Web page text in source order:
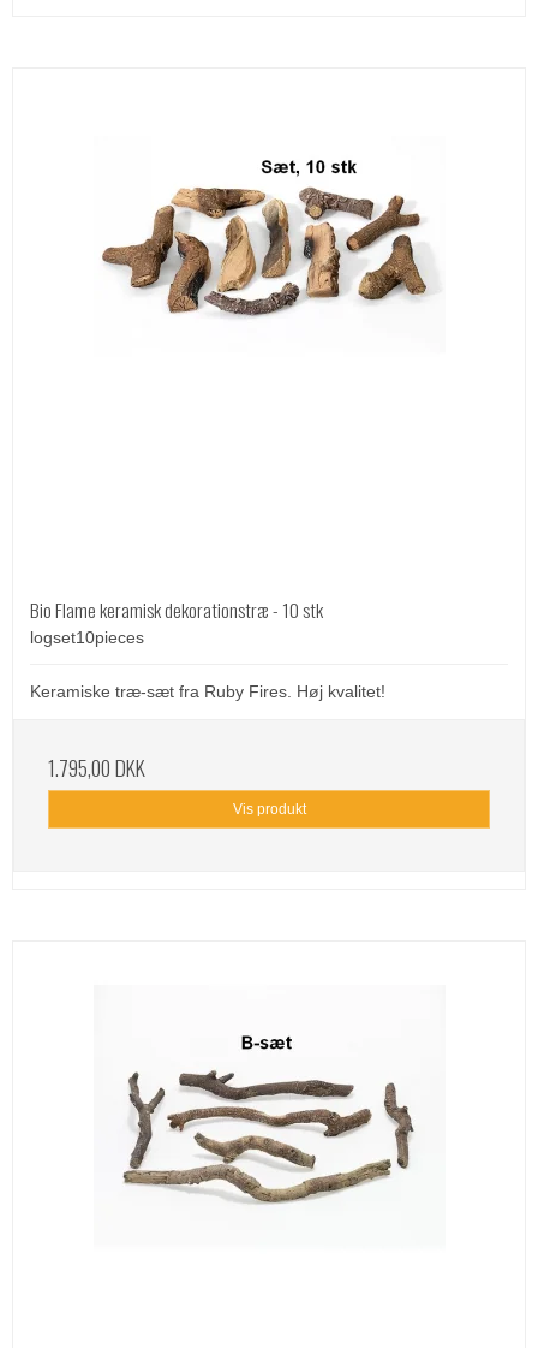
Bio Flame keramisk dekorationstræ - 10 stk
logset10pieces
Keramiske træ-sæt fra Ruby Fires. Høj kvalitet!
1.795,00 DKK
Vis produkt